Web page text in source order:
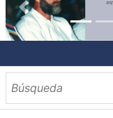
INICIO
SOBRE EL AUTOR